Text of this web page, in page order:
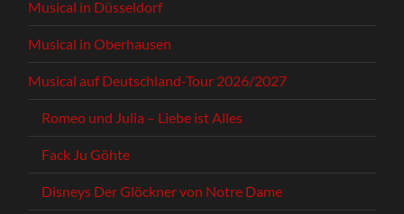
Musical in Düsseldorf
Musical in Oberhausen
Musical auf Deutschland-Tour 2026/2027
Romeo und Julia – Liebe ist Alles
Fack Ju Göhte
Disneys Der Glöckner von Notre Dame